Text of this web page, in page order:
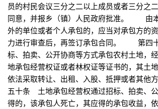
员的村民会议三分之二以上成员或者三分之
同意，并报乡（镇）人民政府批准。 由
外的单位或者个人承包的，应当对承包方的
力进行审查后，再签订承包合同。 第四
标、拍卖、公开协商等方式承包农村土地，
地承包经营权证或者林权证等证书的，其土
依法采取转让、出租、入股、抵押或者其
五十条 土地承包经营权通过招标、拍卖、
得的，该承包人死亡，其应得的承包收益，